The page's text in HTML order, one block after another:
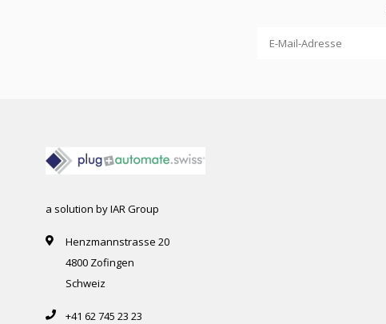
a solution by IAR Group
Henzmannstrasse 20
4800 Zofingen
Schweiz
+41 62 745 23 23